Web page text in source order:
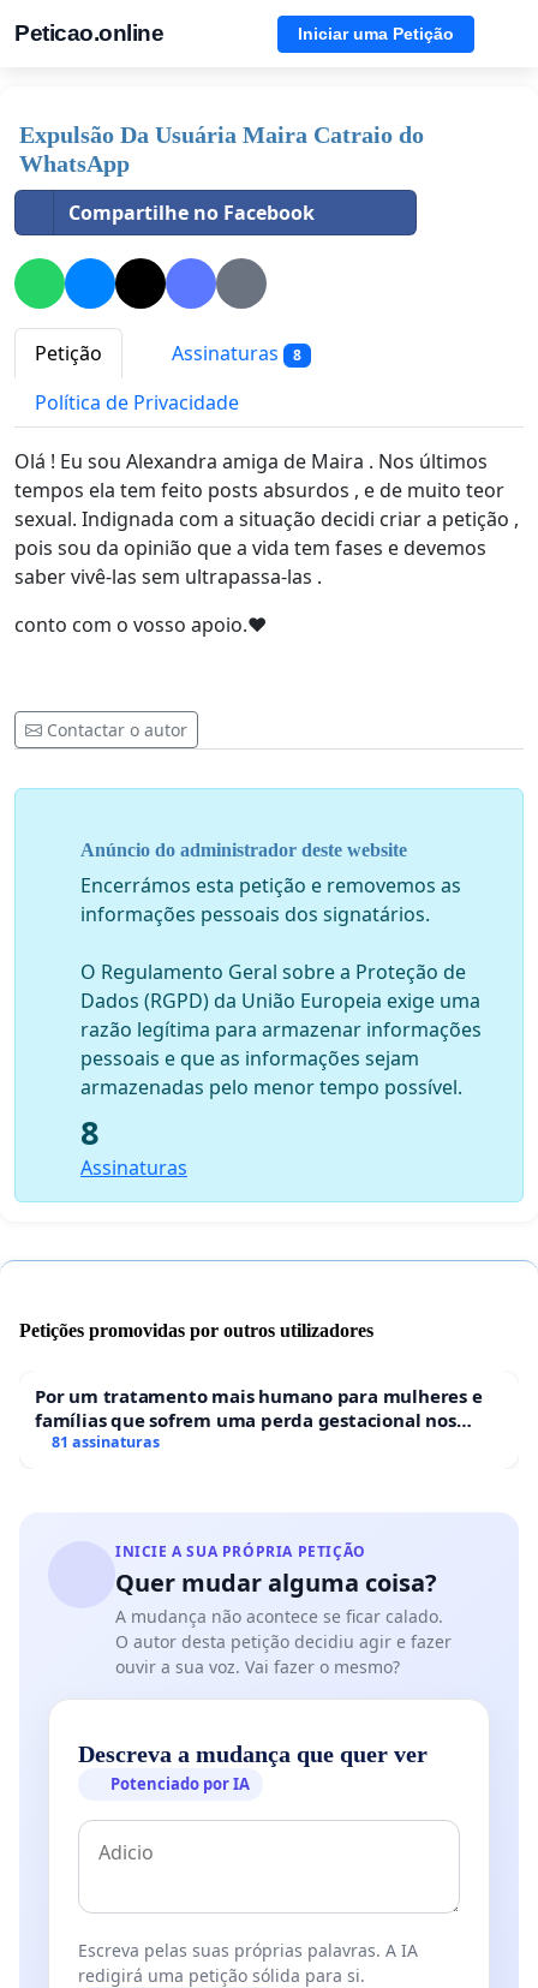
Peticao.online Iniciar uma Petição
Expulsão Da Usuária Maira Catraio do
WhatsApp
Compartilhe no Facebook
Petição Assinaturas 8
Política de Privacidade
Olá ! Eu sou Alexandra amiga de Maira . Nos últimos
tempos ela tem feito posts absurdos , e de muito teor
sexual. Indignada com a situação decidi criar a petição ,
pois sou da opinião que a vida tem fases e devemos
saber vivê-las sem ultrapassa-las .
conto com o vosso apoio.❤️
Contactar o autor
Anúncio do administrador deste website
Encerrámos esta petição e removemos as
informações pessoais dos signatários.
O Regulamento Geral sobre a Proteção de
Dados (RGPD) da União Europeia exige uma
razão legítima para armazenar informações
pessoais e que as informações sejam
armazenadas pelo menor tempo possível.
8
Assinaturas
Petições promovidas por outros utilizadores
Por um tratamento mais humano para mulheres e
famílias que sofrem uma perda gestacional nos
hospitais portugueses
81 assinaturas
INICIE A SUA PRÓPRIA PETIÇÃO
Quer mudar alguma coisa?
A mudança não acontece se ficar calado.
O autor desta petição decidiu agir e fazer
ouvir a sua voz. Vai fazer o mesmo?
Descreva a mudança que quer ver
Potenciado por IA
Escreva pelas suas próprias palavras. A IA
redigirá uma petição sólida para si.